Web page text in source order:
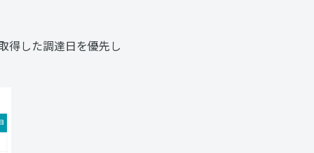
得した調達日を優先し